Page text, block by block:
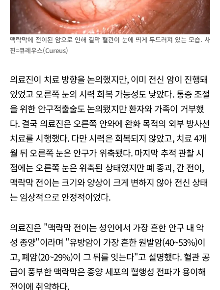
맥락막에 전이된 암으로 인해 결막 혈관이 눈에 띄게 두드러져 있는 모습. 사
진=큐레우스(Cureus)
의료진이 치료 방향을 논의했지만, 이미 전신 암이 진행돼
있었고 오른쪽 눈의 시력 회복 가능성도 낮았다. 통증 조절
을 위한 안구적출술도 논의됐지만 환자와 가족이 거부했
다. 결국 의료진은 오른쪽 안와에 완화 목적의 외부 방사선
치료를 시행했다. 다만 시력은 회복되지 않았고, 치료 4개
월 뒤 오른쪽 눈은 안구가 위축됐다. 마지막 추적 관찰 시
점에는 오른쪽 눈은 위축된 상태였지만 폐 종괴, 간 전이,
맥락막 전이는 크기와 양상이 크게 변하지 않아 전신 상태
는 임상적으로 안정적이었다.
의료진은 "맥락막 전이는 성인에서 가장 흔한 안구 내 악
성 종양"이라며 "유방암이 가장 흔한 원발암(40~53%)이
고, 폐암(20~29%)이 그 뒤를 잇는다"고 설명했다. 혈관 공
급이 풍부한 맥락막은 종양 세포의 혈행성 전파가 용이해
전이에 취약하다.